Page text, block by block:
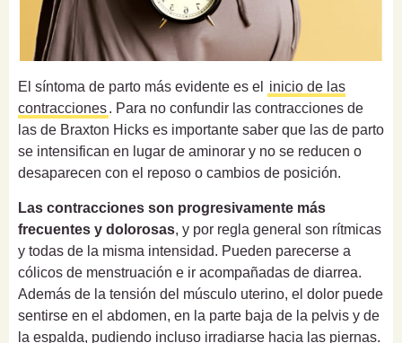
El síntoma de parto más evidente es el
inicio de las
contracciones. Para no confundir las contracciones de
las de Braxton Hicks es importante saber que las de parto
se intensifican en lugar de aminorar y no se reducen o
desaparecen con el reposo o cambios de posición.
Las contracciones son progresivamente más
frecuentes y dolorosas, y por regla general son rítmicas
y todas de la misma intensidad. Pueden parecerse a
cólicos de menstruación e ir acompañadas de diarrea.
Además de la tensión del músculo uterino, el dolor puede
sentirse en el abdomen, en la parte baja de la pelvis y de
la espalda, pudiendo incluso irradiarse hacia las piernas.